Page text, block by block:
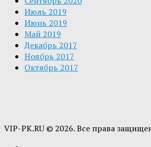
Июль 2019
Июнь 2019
Май 2019
Декабрь 2017
Ноябрь 2017
Октябрь 2017
VIP-PK.RU © 2026. Все права